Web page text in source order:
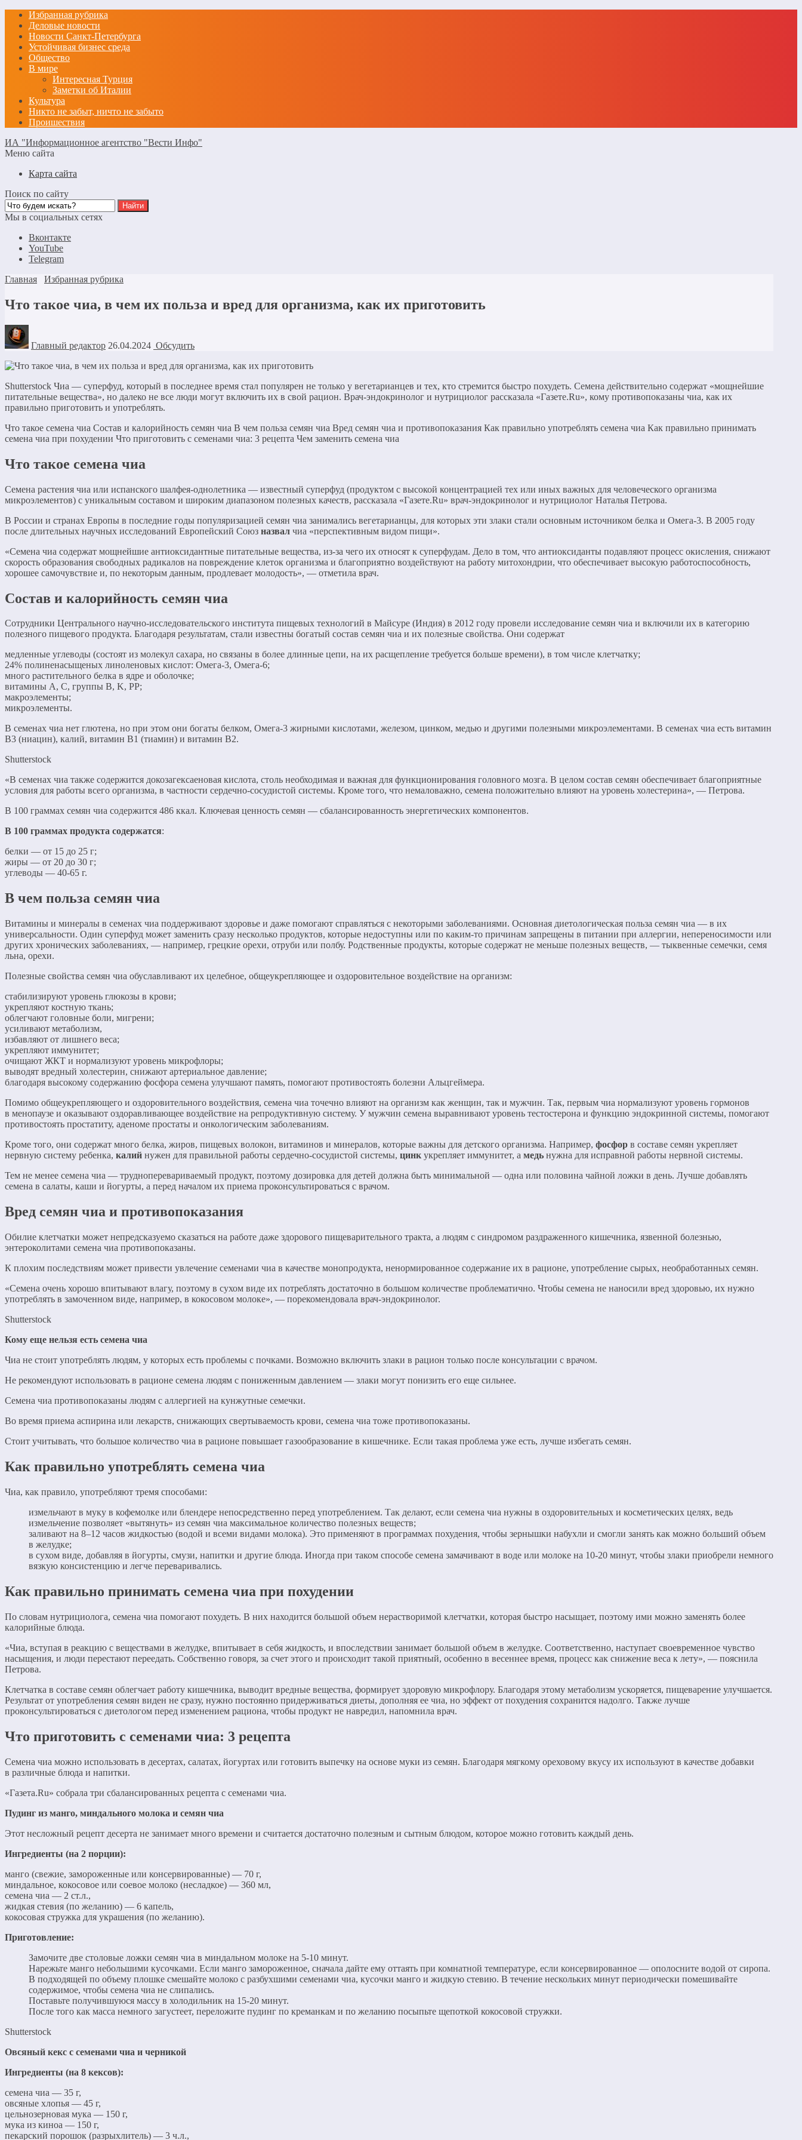
Избранная рубрика
Деловые новости
Новости Санкт-Петербурга
Устойчивая бизнес среда
Общество
В мире
Интересная Турция
Заметки об Италии
Культура
Никто не забыт, ничто не забыто
Проишествия
ИА "Информационное агентство "Вести Инфо"
Меню сайта
Карта сайта
Поиск по сайту
Мы в социальных сетях
Вконтакте
YouTube
Telegram
Главная
Избранная рубрика
Что такое чиа, в чем их польза и вред для организма, как их приготовить
Главный редактор 26.04.2024 Обсудить
Shutterstock Чиа — суперфуд, который в последнее время стал популярен не только у вегетарианцев и тех, кто стремится быстро похудеть. Семена действительно содержат «мощнейшие
питательные вещества», но далеко не все люди могут включить их в свой рацион. Врач-эндокринолог и нутрициолог рассказала «Газете.Ru», кому противопоказаны чиа, как их
правильно приготовить и употреблять.
Что такое семена чиа Состав и калорийность семян чиа В чем польза семян чиа Вред семян чиа и противопоказания Как правильно употреблять семена чиа Как правильно принимать
семена чиа при похудении Что приготовить с семенами чиа: 3 рецепта Чем заменить семена чиа
Что такое семена чиа
Семена растения чиа или испанского шалфея-однолетника — известный суперфуд (продуктом с высокой концентрацией тех или иных важных для человеческого организма
микроэлементов) с уникальным составом и широким диапазоном полезных качеств, рассказала «Газете.Ru» врач-эндокринолог и нутрициолог Наталья Петрова.
В России и странах Европы в последние годы популяризацией семян чиа занимались вегетарианцы, для которых эти злаки стали основным источником белка и Омега-3. В 2005 году
после длительных научных исследований Европейский Союз назвал чиа «перспективным видом пищи».
«Семена чиа содержат мощнейшие антиоксидантные питательные вещества, из-за чего их относят к суперфудам. Дело в том, что антиоксиданты подавляют процесс окисления, снижают
скорость образования свободных радикалов на повреждение клеток организма и благоприятно воздействуют на работу митохондрии, что обеспечивает высокую работоспособность,
хорошее самочувствие и, по некоторым данным, продлевает молодость», — отметила врач.
Состав и калорийность семян чиа
Сотрудники Центрального научно-исследовательского института пищевых технологий в Майсуре (Индия) в 2012 году провели исследование семян чиа и включили их в категорию
полезного пищевого продукта. Благодаря результатам, стали известны богатый состав семян чиа и их полезные свойства. Они содержат
медленные углеводы (состоят из молекул сахара, но связаны в более длинные цепи, на их расщепление требуется больше времени), в том числе клетчатку;
24% полиненасыщеных линоленовых кислот: Омега-3, Омега-6;
много растительного белка в ядре и оболочке;
витамины А, С, группы В, K, PP;
макроэлементы;
микроэлементы.
В семенах чиа нет глютена, но при этом они богаты белком, Омега-3 жирными кислотами, железом, цинком, медью и другими полезными микроэлементами. В семенах чиа есть витамин
В3 (ниацин), калий, витамин В1 (тиамин) и витамин В2.
Shutterstock
«В семенах чиа также содержится докозагексаеновая кислота, столь необходимая и важная для функционирования головного мозга. В целом состав семян обеспечивает благоприятные
условия для работы всего организма, в частности сердечно-сосудистой системы. Кроме того, что немаловажно, семена положительно влияют на уровень холестерина», — Петрова.
В 100 граммах семян чиа содержится 486 ккал. Ключевая ценность семян — сбалансированность энергетических компонентов.
В 100 граммах продукта содержатся:
белки — от 15 до 25 г;
жиры — от 20 до 30 г;
углеводы — 40-65 г.
В чем польза семян чиа
Витамины и минералы в семенах чиа поддерживают здоровье и даже помогают справляться с некоторыми заболеваниями. Основная диетологическая польза семян чиа — в их
универсальности. Один суперфуд может заменить сразу несколько продуктов, которые недоступны или по каким-то причинам запрещены в питании при аллергии, непереносимости или
других хронических заболеваниях, — например, грецкие орехи, отруби или полбу. Родственные продукты, которые содержат не меньше полезных веществ, — тыквенные семечки, семя
льна, орехи.
Полезные свойства семян чиа обуславливают их целебное, общеукрепляющее и оздоровительное воздействие на организм:
стабилизируют уровень глюкозы в крови;
укрепляют костную ткань;
облегчают головные боли, мигрени;
усиливают метаболизм,
избавляют от лишнего веса;
укрепляют иммунитет;
очищают ЖКТ и нормализуют уровень микрофлоры;
выводят вредный холестерин, снижают артериальное давление;
благодаря высокому содержанию фосфора семена улучшают память, помогают противостоять болезни Альцгеймера.
Помимо общеукрепляющего и оздоровительного воздействия, семена чиа точечно влияют на организм как женщин, так и мужчин. Так, первым чиа нормализуют уровень гормонов
в менопаузе и оказывают оздоравливающее воздействие на репродуктивную систему. У мужчин семена выравнивают уровень тестостерона и функцию эндокринной системы, помогают
противостоять простатиту, аденоме простаты и онкологическим заболеваниям.
Кроме того, они содержат много белка, жиров, пищевых волокон, витаминов и минералов, которые важны для детского организма. Например, фосфор в составе семян укрепляет
нервную систему ребенка, калий нужен для правильной работы сердечно-сосудистой системы, цинк укрепляет иммунитет, а медь нужна для исправной работы нервной системы.
Тем не менее семена чиа — трудноперевариваемый продукт, поэтому дозировка для детей должна быть минимальной — одна или половина чайной ложки в день. Лучше добавлять
семена в салаты, каши и йогурты, а перед началом их приема проконсультироваться с врачом.
Вред семян чиа и противопоказания
Обилие клетчатки может непредсказуемо сказаться на работе даже здорового пищеварительного тракта, а людям с синдромом раздраженного кишечника, язвенной болезнью,
энтероколитами семена чиа противопоказаны.
К плохим последствиям может привести увлечение семенами чиа в качестве монопродукта, ненормированное содержание их в рационе, употребление сырых, необработанных семян.
«Семена очень хорошо впитывают влагу, поэтому в сухом виде их потреблять достаточно в большом количестве проблематично. Чтобы семена не наносили вред здоровью, их нужно
употреблять в замоченном виде, например, в кокосовом молоке», — порекомендовала врач-эндокринолог.
Shutterstock
Кому еще нельзя есть семена чиа
Чиа не стоит употреблять людям, у которых есть проблемы с почками. Возможно включить злаки в рацион только после консультации с врачом.
Не рекомендуют использовать в рационе семена людям с пониженным давлением — злаки могут понизить его еще сильнее.
Семена чиа противопоказаны людям с аллергией на кунжутные семечки.
Во время приема аспирина или лекарств, снижающих свертываемость крови, семена чиа тоже противопоказаны.
Стоит учитывать, что большое количество чиа в рационе повышает газообразование в кишечнике. Если такая проблема уже есть, лучше избегать семян.
Как правильно употреблять семена чиа
Чиа, как правило, употребляют тремя способами:
измельчают в муку в кофемолке или блендере непосредственно перед употреблением. Так делают, если семена чиа нужны в оздоровительных и косметических целях, ведь
измельчение позволяет «вытянуть» из семян чиа максимальное количество полезных веществ;
заливают на 8–12 часов жидкостью (водой и всеми видами молока). Это применяют в программах похудения, чтобы зернышки набухли и смогли занять как можно больший объем
в желудке;
в сухом виде, добавляя в йогурты, смузи, напитки и другие блюда. Иногда при таком способе семена замачивают в воде или молоке на 10-20 минут, чтобы злаки приобрели немного
вязкую консистенцию и легче переваривались.
Как правильно принимать семена чиа при похудении
По словам нутрициолога, семена чиа помогают похудеть. В них находится большой объем нерастворимой клетчатки, которая быстро насыщает, поэтому ими можно заменять более
калорийные блюда.
«Чиа, вступая в реакцию с веществами в желудке, впитывает в себя жидкость, и впоследствии занимает большой объем в желудке. Соответственно, наступает своевременное чувство
насыщения, и люди перестают переедать. Собственно говоря, за счет этого и происходит такой приятный, особенно в весеннее время, процесс как снижение веса к лету», — пояснила
Петрова.
Клетчатка в составе семян облегчает работу кишечника, выводит вредные вещества, формирует здоровую микрофлору. Благодаря этому метаболизм ускоряется, пищеварение улучшается.
Результат от употребления семян виден не сразу, нужно постоянно придерживаться диеты, дополняя ее чиа, но эффект от похудения сохранится надолго. Также лучше
проконсультироваться с диетологом перед изменением рациона, чтобы продукт не навредил, напомнила врач.
Что приготовить с семенами чиа: 3 рецепта
Семена чиа можно использовать в десертах, салатах, йогуртах или готовить выпечку на основе муки из семян. Благодаря мягкому ореховому вкусу их используют в качестве добавки
в различные блюда и напитки.
«Газета.Ru» собрала три сбалансированных рецепта с семенами чиа.
Пудинг из манго, миндального молока и семян чиа
Этот несложный рецепт десерта не занимает много времени и считается достаточно полезным и сытным блюдом, которое можно готовить каждый день.
Ингредиенты (на 2 порции):
манго (свежие, замороженные или консервированные) — 70 г,
миндальное, кокосовое или соевое молоко (несладкое) — 360 мл,
семена чиа — 2 ст.л.,
жидкая стевия (по желанию) — 6 капель,
кокосовая стружка для украшения (по желанию).
Приготовление:
Замочите две столовые ложки семян чиа в миндальном молоке на 5-10 минут.
Нарежьте манго небольшими кусочками. Если манго замороженное, сначала дайте ему оттаять при комнатной температуре, если консервированное — ополосните водой от сиропа.
В подходящей по объему плошке смешайте молоко с разбухшими семенами чиа, кусочки манго и жидкую стевию. В течение нескольких минут периодически помешивайте
содержимое, чтобы семена чиа не слипались.
Поставьте получившуюся массу в холодильник на 15-20 минут.
После того как масса немного загустеет, переложите пудинг по креманкам и по желанию посыпьте щепоткой кокосовой стружки.
Shutterstock
Овсяный кекс с семенами чиа и черникой
Ингредиенты (на 8 кексов):
семена чиа — 35 г,
овсяные хлопья — 45 г,
цельнозерновая мука — 150 г,
мука из киноа — 150 г,
пекарский порошок (разрыхлитель) — 3 ч.л.,